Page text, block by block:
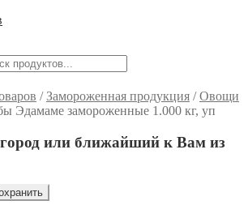
/Замороженная продукция /Овощи
Эдамаме замороженные 1.000 кг, уп
или ближайший к Вам из